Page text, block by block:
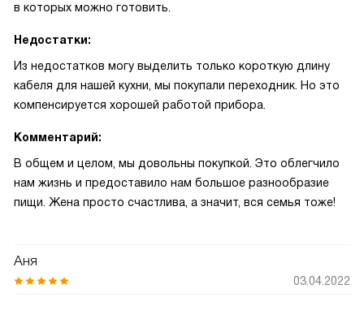
в которых можно готовить.
Недостатки:
Из недостатков могу выделить только короткую длину
кабеля для нашей кухни, мы покупали переходник. Но это
компенсируется хорошей работой прибора.
Комментарий:
В общем и целом, мы довольны покупкой. Это облегчило
нам жизнь и предоставило нам большое разнообразие
пищи. Жена просто счастлива, а значит, вся семья тоже!
Аня
03.04.2022